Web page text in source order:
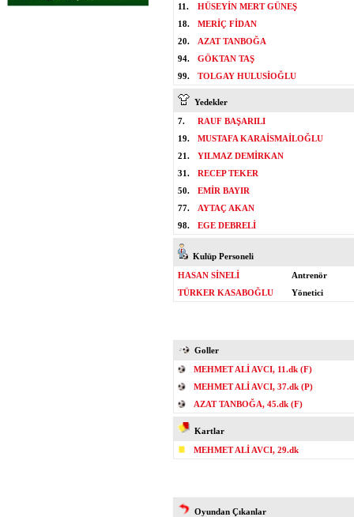
11.
HÜSEYİN MERT GÜNEŞ
18.
MERİÇ FİDAN
20.
AZAT TANBOĞA
94.
GÖKTAN TAŞ
99.
TOLGAY HULUSİOĞLU
Yedekler
7.
RAUF BAŞARILI
19.
MUSTAFA KARAİSMAİLOĞLU
21.
YILMAZ DEMİRKAN
31.
RECEP TEKER
50.
EMİR BAYIR
77.
AYTAÇ AKAN
98.
EGE DEBRELİ
Kulüp Personeli
HASAN SİNELİ
Antrenör
TÜRKER KASABOĞLU
Yönetici
Goller
MEHMET ALİ AVCI, 11.dk (F)
MEHMET ALİ AVCI, 37.dk (P)
AZAT TANBOĞA, 45.dk (F)
Kartlar
MEHMET ALİ AVCI, 29.dk
Oyundan Çıkanlar